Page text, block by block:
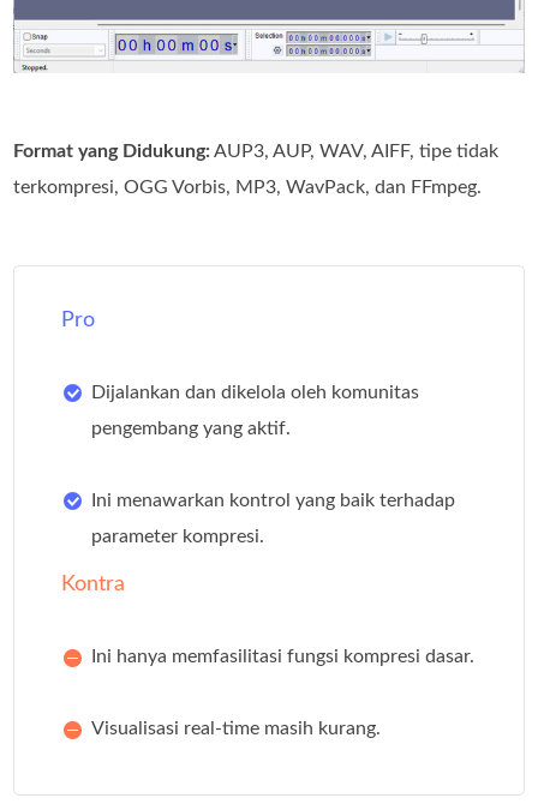
Format yang Didukung:AUP3, AUP, WAV, AIFF, tipe tidak
terkompresi, OGG Vorbis, MP3, WavPack, dan FFmpeg.
Pro
Dijalankan dan dikelola oleh komunitas
pengembang yang aktif.
Ini menawarkan kontrol yang baik terhadap
parameter kompresi.
Kontra
Ini hanya memfasilitasi fungsi kompresi dasar.
Visualisasi real-time masih kurang.